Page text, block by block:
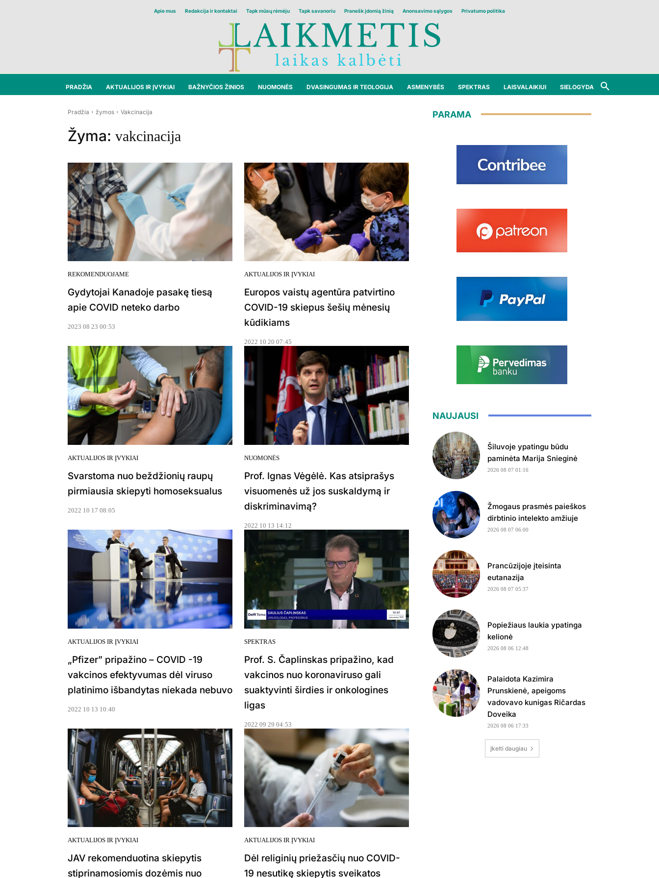
Apie mus Redakcija ir kontaktai Tapk mūsų rėmėju Tapk savanoriu Pranešk įdomią žinią Anonsavimo sąlygos Privatumo politika
PRADŽIA AKTUALIJOS IR ĮVYKIAI BAŽNYČIOS ŽINIOS NUOMONĖS DVASINGUMAS IR TEOLOGIJA ASMENYBĖS SPEKTRAS LAISVALAIKIUI SIELOGYDA
Pradžia žymos Vakcinacija
Žyma: vakcinacija
REKOMENDUOJAME
Gydytojai Kanadoje pasakę tiesą
apie COVID neteko darbo
2023 08 23 00:53
AKTUALIJOS IR ĮVYKIAI
Europos vaistų agentūra patvirtino
COVID-19 skiepus šešių mėnesių
kūdikiams
2022 10 20 07:45
AKTUALIJOS IR ĮVYKIAI
Svarstoma nuo beždžionių raupų
pirmiausia skiepyti homoseksualus
2022 10 17 08:05
NUOMONĖS
Prof. Ignas Vėgėlė. Kas atsiprašys
visuomenės už jos suskaldymą ir
diskriminavimą?
2022 10 13 14:12
AKTUALIJOS IR ĮVYKIAI
„Pfizer” pripažino – COVID -19
vakcinos efektyvumas dėl viruso
platinimo išbandytas niekada nebuvo
2022 10 13 10:40
SPEKTRAS
Prof. S. Čaplinskas pripažino, kad
vakcinos nuo koronaviruso gali
suaktyvinti širdies ir onkologines
ligas
2022 09 29 04:53
AKTUALIJOS IR ĮVYKIAI
JAV rekomenduotina skiepytis
stiprinamosiomis dozėmis nuo
AKTUALIJOS IR ĮVYKIAI
Dėl religinių priežasčių nuo COVID-
19 nesutikę skiepytis sveikatos
PARAMA
NAUJAUSI
Šiluvoje ypatingu būdu
paminėta Marija Snieginė
2026 08 07 01:16
Žmogaus prasmės paieškos
dirbtinio intelekto amžiuje
2026 08 07 06:00
Prancūzijoje įteisinta
eutanazija
2026 08 07 05:37
Popiežiaus laukia ypatinga
kelionė
2026 08 06 12:48
Palaidota Kazimira
Prunskienė, apeigoms
vadovavo kunigas Ričardas
Doveika
2026 08 06 17:33
Įkelti daugiau